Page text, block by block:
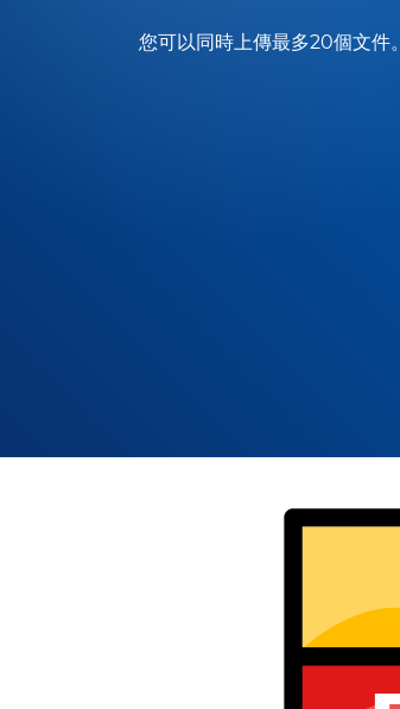
您可以同時上傳最多20個文件。